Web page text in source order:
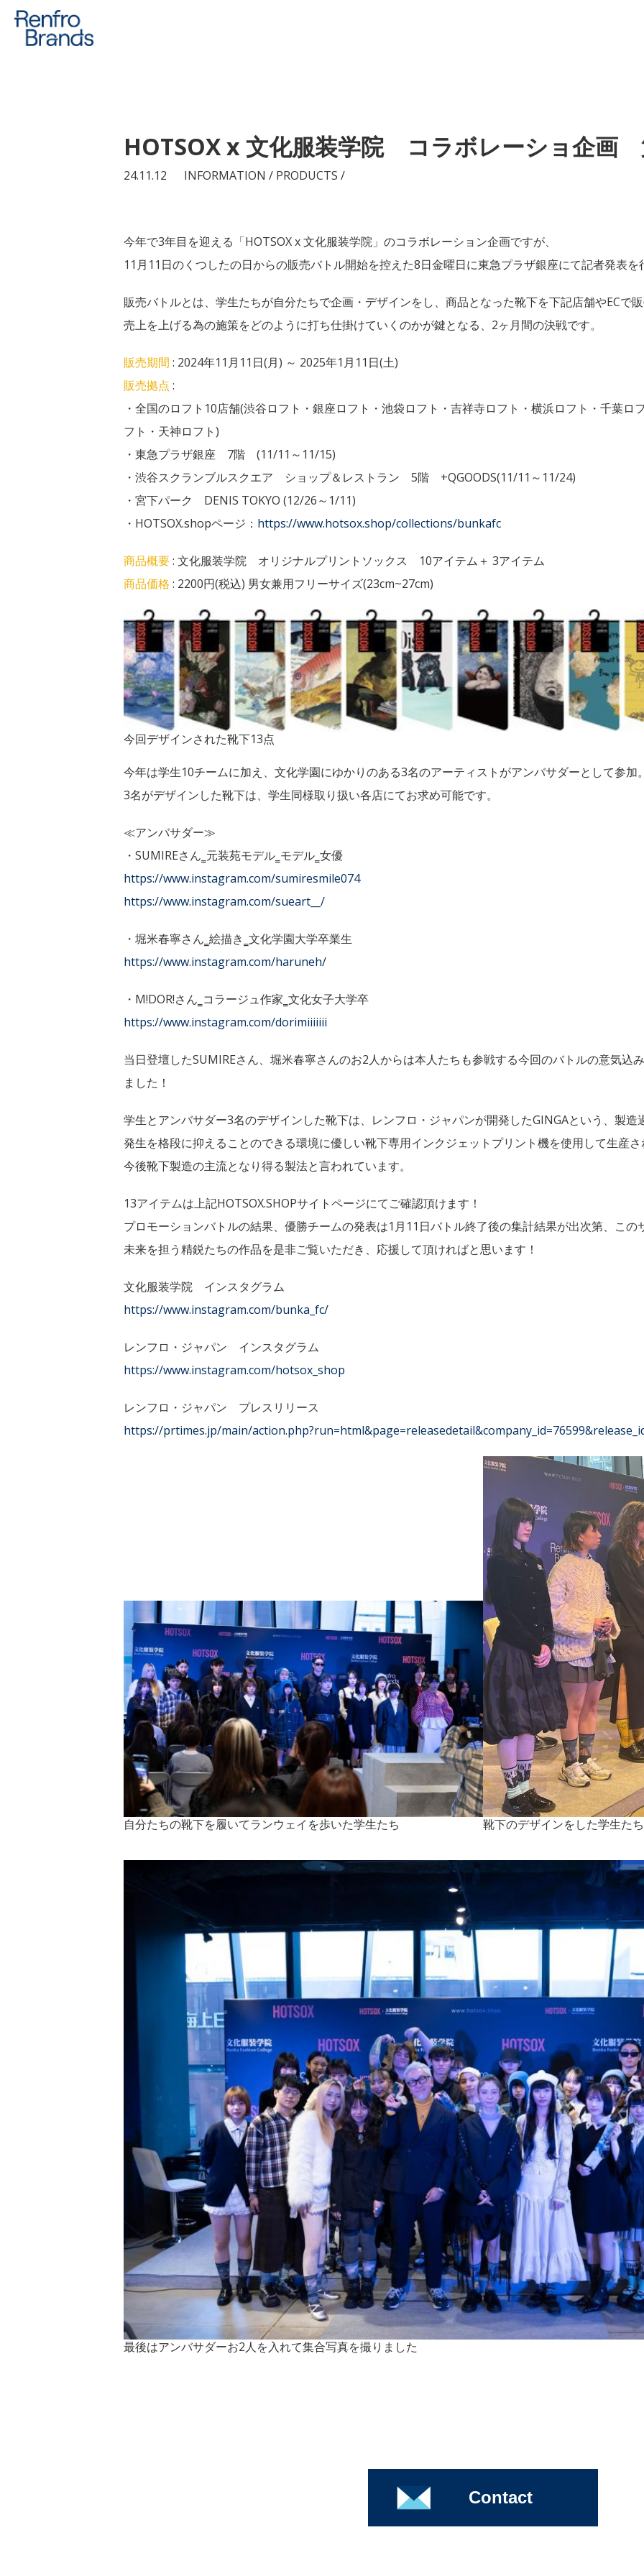
HOTSOX x 文化服装学院 コラボレーショ企画
24.11.12 INFORMATION / PRODUCTS /
今年で3年目を迎える「HOTSOX x 文化服装学院」のコラボレーション企画ですが、
11月11日のくつしたの日からの販売バトル開始を控えた8日金曜日に東急プラザ銀座にて記者発表を
販売バトルとは、学生たちが自分たちで企画・デザインをし、商品となった靴下を下記店舗やECで
売上を上げる為の施策をどのように打ち仕掛けていくのかが鍵となる、2ヶ月間の決戦です。
販売期間 : 2024年11月11日(月) ～ 2025年1月11日(土)
販売拠点 :
・全国のロフト10店舗(渋谷ロフト・銀座ロフト・池袋ロフト・吉祥寺ロフト・横浜ロフト・千葉ロ
フト・天神ロフト)
・東急プラザ銀座 7階 (11/11～11/15)
・渋谷スクランブルスクエア ショップ＆レストラン 5階 +QGOODS(11/11～11/24)
・宮下パーク DENIS TOKYO (12/26～1/11)
・HOTSOX.shopページ： https://www.hotsox.shop/collections/bunkafc
商品概要: 文化服装学院 オリジナルプリントソックス 10アイテム＋ 3アイテム
商品価格 : 2200円(税込) 男女兼用フリーサイズ(23cm~27cm)
今回デザインされた靴下13点
今年は学生10チームに加え、文化学園にゆかりのある3名のアーティストがアンバサダーとして参
3名がデザインした靴下は、学生同様取り扱い各店にてお求め可能です。
≪アンバサダー≫
・SUMIREさん‗元装苑モデル‗モデル‗女優
https://www.instagram.com/sumiresmile074
https://www.instagram.com/sueart__/
・堀米春寧さん‗絵描き‗文化学園大学卒業生
https://www.instagram.com/haruneh/
・M!DOR!さん‗コラージュ作家‗文化女子大学卒
https://www.instagram.com/dorimiiiiiii
当日登壇したSUMIREさん、堀米春寧さんのお2人からは本人たちも参戦する今回のバトルの意気込
ました！
学生とアンバサダー3名のデザインした靴下は、レンフロ・ジャパンが開発したGINGAという、製
発生を格段に抑えることのできる環境に優しい靴下専用インクジェットプリント機を使用して生産
今後靴下製造の主流となり得る製法と言われています。
13アイテムは上記HOTSOX.SHOPサイトページにてご確認頂けます！
プロモーションバトルの結果、優勝チームの発表は1月11日バトル終了後の集計結果が出次第、こ
未来を担う精鋭たちの作品を是非ご覧いただき、応援して頂ければと思います！
文化服装学院 インスタグラム
https://www.instagram.com/bunka_fc/
レンフロ・ジャパン インスタグラム
https://www.instagram.com/hotsox_shop
レンフロ・ジャパン プレスリリース
https://prtimes.jp/main/
自分たちの靴下を履いてランウェイを歩いた学生たち 靴下のデザインをした学生た
最後はアンバサダーお2人を入れて集合写真を撮りました
Contact